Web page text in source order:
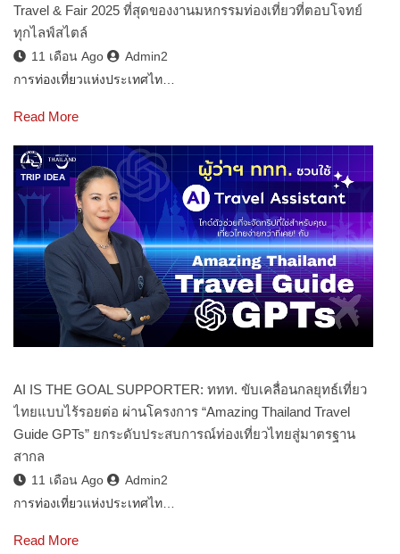
Travel & Fair 2025 ที่สุดของงานมหกรรมท่องเที่ยวที่ตอบโจทย์
ทุกไลฟ์สไตล์
11 เดือน Ago
Admin2
การท่องเที่ยวแห่งประเทศไท…
Read More
TRIP IDEA
AI IS THE GOAL SUPPORTER: ททท. ขับเคลื่อนกลยุทธ์เที่ยว
ไทยแบบไร้รอยต่อ ผ่านโครงการ “Amazing Thailand Travel
Guide GPTs” ยกระดับประสบการณ์ท่องเที่ยวไทยสู่มาตรฐาน
สากล
11 เดือน Ago
Admin2
การท่องเที่ยวแห่งประเทศไท…
Read More